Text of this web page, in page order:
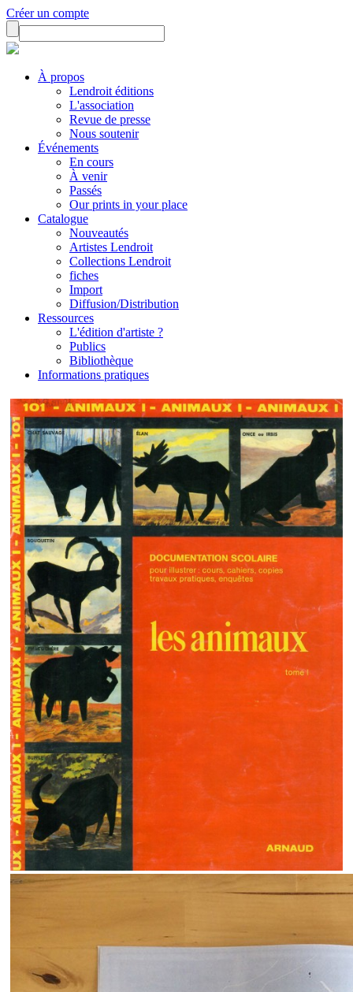
Créer un compte
À propos
Lendroit éditions
L'association
Revue de presse
Nous soutenir
Événements
En cours
À venir
Passés
Our prints in your place
Catalogue
Nouveautés
Artistes Lendroit
Collections Lendroit
fiches
Import
Diffusion/Distribution
Ressources
L'édition d'artiste ?
Publics
Bibliothèque
Informations pratiques